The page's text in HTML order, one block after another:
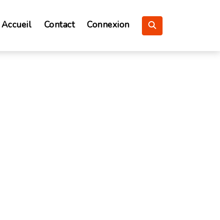
Accueil Contact Connexion